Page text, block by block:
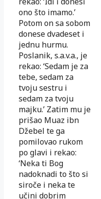
ono što imamo.’
Potom on sa sobom
donese dvadeset i
jednu hurmu.
Poslanik, s.a.v.a., je
rekao: ‘Sedam je za
tebe, sedam za
tvoju sestru i
sedam za tvoju
majku.’ Zatim mu je
prišao Muaz ibn
Džebel te ga
pomilovao rukom
po glavi i rekao:
‘Neka ti Bog
nadoknadi to što si
siroče i neka te
učini dobrim